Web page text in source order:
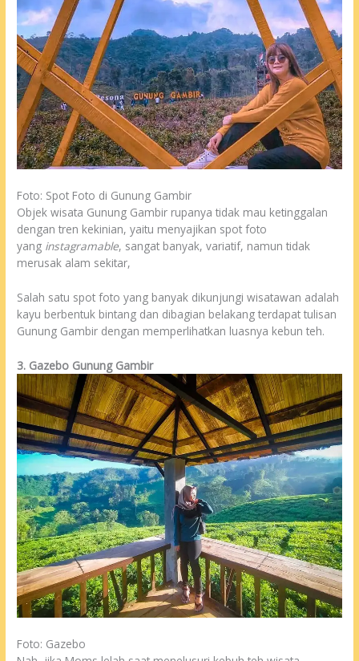
Foto: Spot Foto di Gunung Gambir
Objek wisata Gunung Gambir rupanya tidak mau ketinggalan
dengan tren kekinian, yaitu menyajikan spot foto
yang instagramable, sangat banyak, variatif, namun tidak
merusak alam sekitar,
Salah satu spot foto yang banyak dikunjungi wisatawan adalah
kayu berbentuk bintang dan dibagian belakang terdapat tulisan
Gunung Gambir dengan memperlihatkan luasnya kebun teh.
3. Gazebo Gunung Gambir
Foto: Gazebo